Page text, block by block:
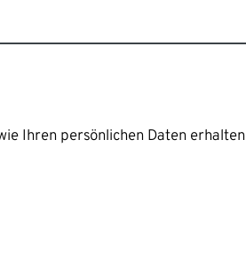
Ihren persönlichen Daten erhalten